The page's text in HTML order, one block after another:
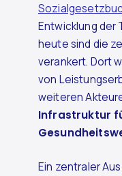
Entwicklung der
heute sind die
verankert. Dort
von
weiteren
Infrastruktur
Ein zentraler